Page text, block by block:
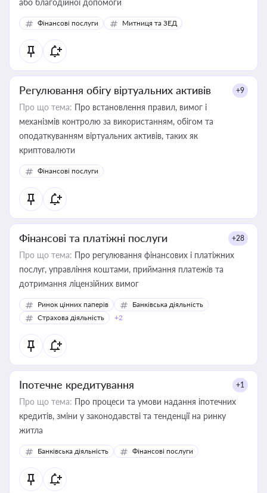
або благодійної допомоги
Фінансові послуги Митниця та ЗЕД
Регулювання обігу віртуальних активів +9
Про що тема: Про встановлення правил, вимог і
механізмів контролю за використанням, обігом та
оподаткуванням віртуальних активів, таких як
криптовалюти
Фінансові послуги
Фінансові та платіжні послуги +28
Про що тема: Про регулювання фінансових і платіжних
послуг, управління коштами, приймання платежів та
дотримання ліцензійних вимог
Ринок цінних паперів
Банківська діяльність
Страхова діяльність
+2
Іпотечне кредитування +1
Про що тема: Про процеси та умови надання іпотечних
кредитів, зміни у законодавстві та тенденції на ринку
житла
Банківська діяльність Фінансові послуги